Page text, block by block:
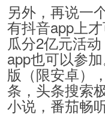
另外，再说一
有抖音app上
瓜分2亿元活
app也可以参
版（限安卓）
条，头条搜索
小说，番茄畅听